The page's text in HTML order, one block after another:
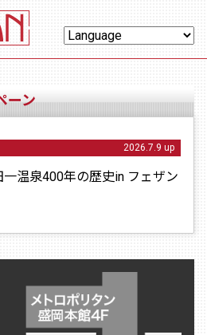
ーン
2026.7.9 up
温泉400年の歴史in フェザン